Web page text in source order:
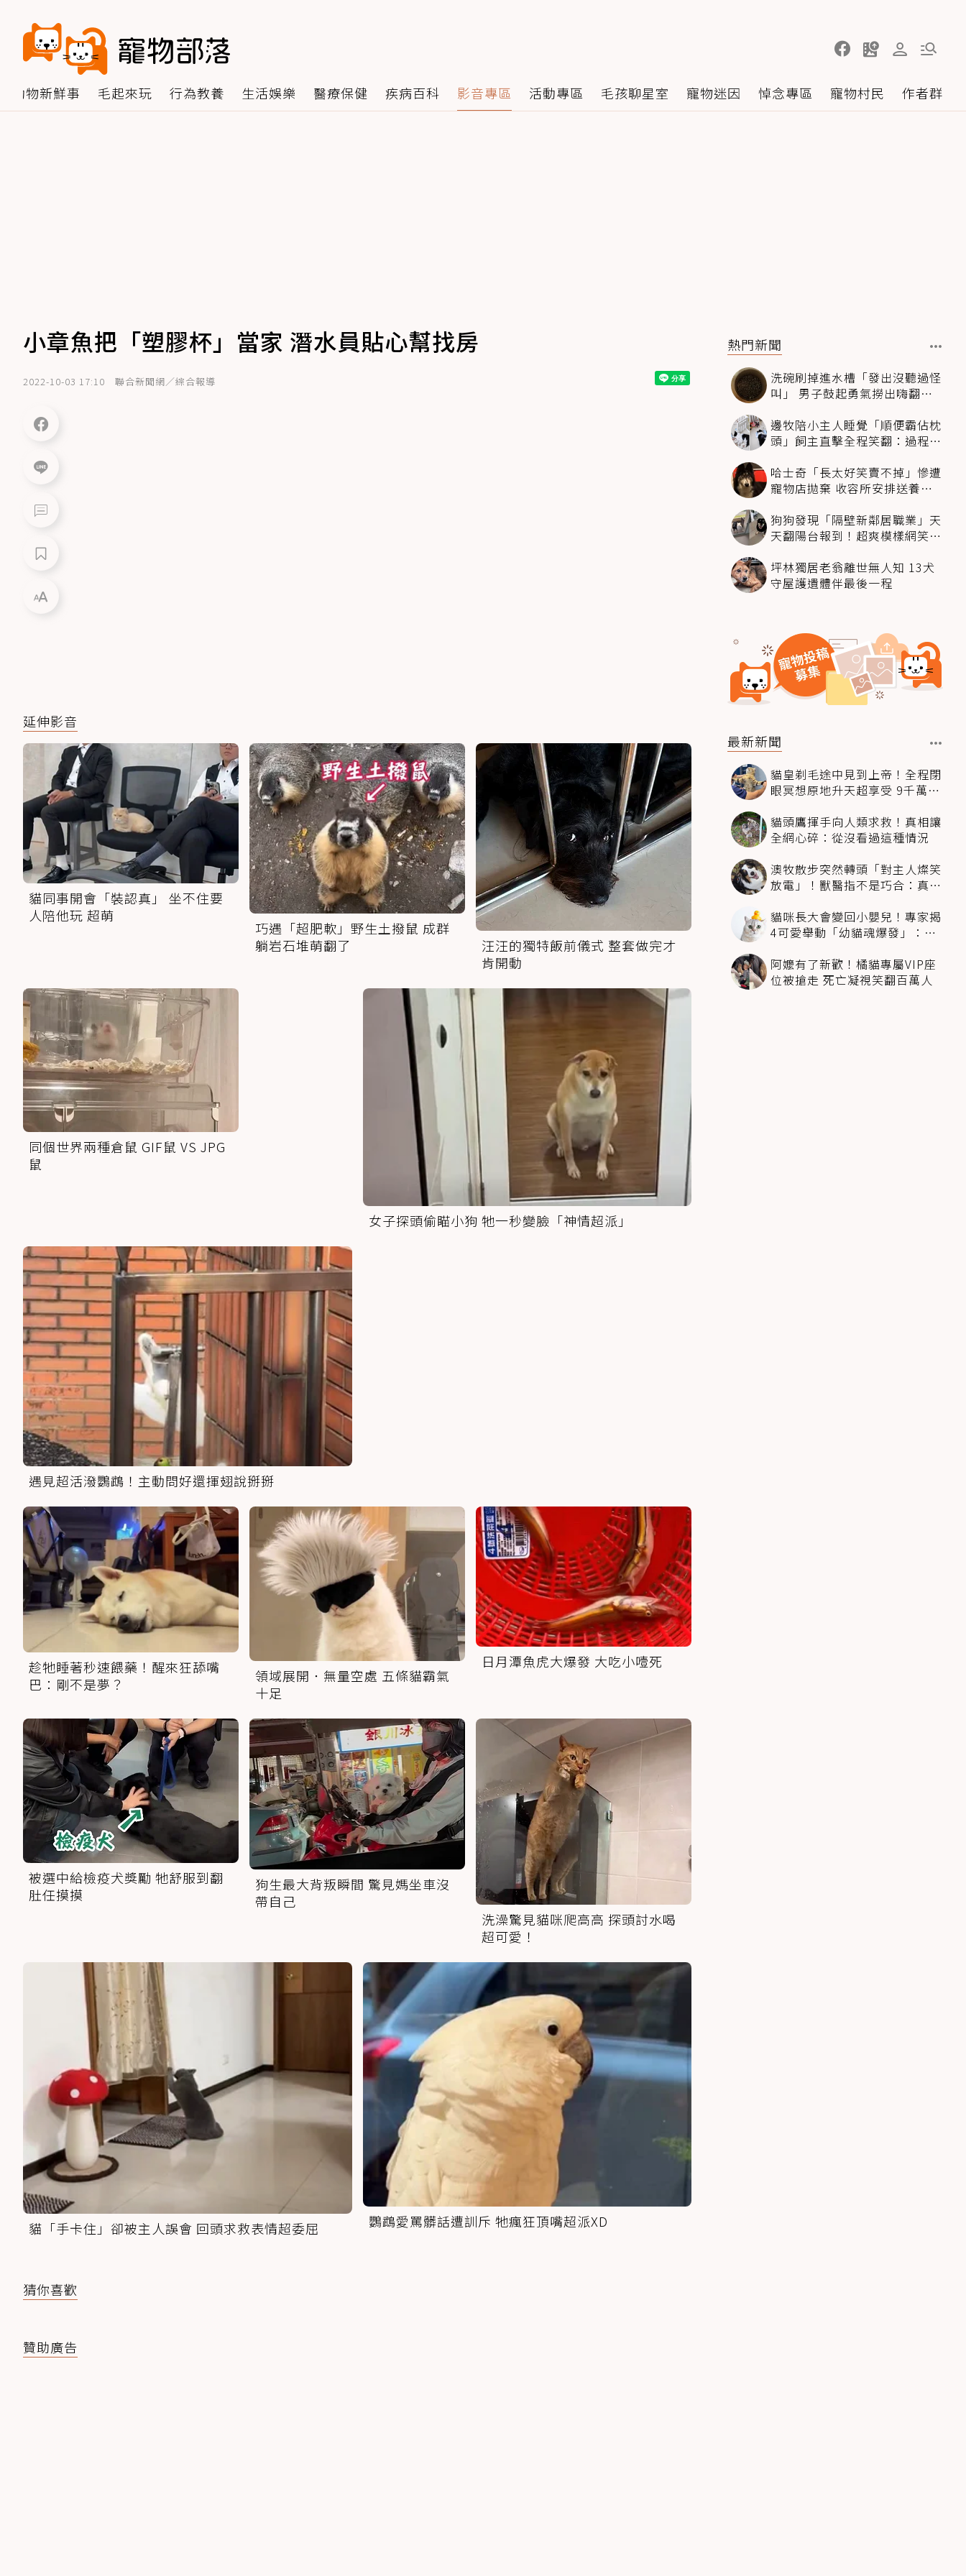
動物新鮮事 毛起來玩 行為教養 生活娛樂 醫療保健 疾病百科 影音專區 活動專區 毛孩聊星室 寵物迷因 悼念專區 寵物村民 作者群
小章魚把「塑膠杯」當家 潛水員貼心幫找房
2022-10-03 17:10 聯合新聞網／綜合報導
延伸影音
貓同事開會「裝認真」 坐不住要
人陪他玩 超萌
巧遇「超肥軟」野生土撥鼠 成群
躺岩石堆萌翻了
汪汪的獨特飯前儀式 整套做完才
肯開動
同個世界兩種倉鼠 GIF鼠 VS JPG
鼠
女子探頭偷瞄小狗 牠一秒變臉「神情超派」
遇見超活潑鸚鵡！主動問好還揮翅說掰掰
趁牠睡著秒速餵藥！醒來狂舔嘴
巴：剛不是夢？
領域展開．無量空處 五條貓霸氣
十足
日月潭魚虎大爆發 大吃小噎死
被選中給檢疫犬獎勵 牠舒服到翻
肚任摸摸
狗生最大背叛瞬間 驚見媽坐車沒
帶自己
洗澡驚見貓咪爬高高 探頭討水喝
超可愛！
貓「手卡住」卻被主人誤會 回頭求救表情超委屈 鸚鵡愛罵髒話遭訓斥 牠瘋狂頂嘴超派XD
猜你喜歡
贊助廣告
熱門新聞
洗碗刷掉進水槽「發出沒聽過怪
叫」 男子鼓起勇氣撈出嗨翻：
邊牧陪小主人睡覺「順便霸佔枕
頭」飼主直擊全程笑翻：過程絲
哈士奇「長太好笑賣不掉」慘遭
寵物店拋棄 收容所安排送養活
狗狗發現「隔壁新鄰居職業」天
天翻陽台報到！超爽模樣網笑
坪林獨居老翁離世無人知 13犬
守屋護遺體伴最後一程
最新新聞
貓皇剃毛途中見到上帝！全程閉
眼冥想原地升天超享受 9千萬人
貓頭鷹揮手向人類求救！真相讓
全網心碎：從沒看過這種情況
澳牧散步突然轉頭「對主人燦笑
放電」！獸醫指不是巧合：真相
貓咪長大會變回小嬰兒！專家揭
4可愛舉動「幼貓魂爆發」：本
阿嬤有了新歡！橘貓專屬VIP座
位被搶走 死亡凝視笑翻百萬人